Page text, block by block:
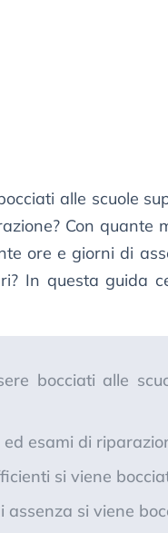
alle scuole
Con quante
ore e giorni di
In questa guida
bocciati alle
esami di
si viene
assenza si viene